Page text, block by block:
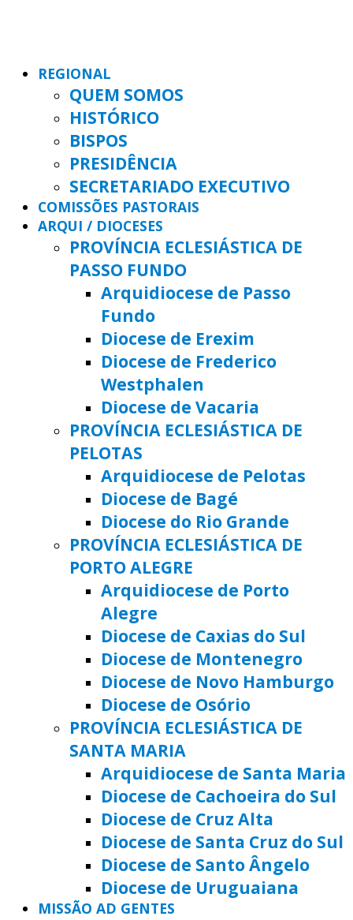
REGIONAL
QUEM SOMOS
HISTÓRICO
BISPOS
PRESIDÊNCIA
SECRETARIADO EXECUTIVO
COMISSÕES PASTORAIS
ARQUI / DIOCESES
PROVÍNCIA ECLESIÁSTICA DE
PASSO FUNDO
Arquidiocese de Passo
Fundo
Diocese de Erexim
Diocese de Frederico
Westphalen
Diocese de Vacaria
PROVÍNCIA ECLESIÁSTICA DE
PELOTAS
Arquidiocese de Pelotas
Diocese de Bagé
Diocese do Rio Grande
PROVÍNCIA ECLESIÁSTICA DE
PORTO ALEGRE
Arquidiocese de Porto
Alegre
Diocese de Caxias do Sul
Diocese de Montenegro
Diocese de Novo Hamburgo
Diocese de Osório
PROVÍNCIA ECLESIÁSTICA DE
SANTA MARIA
Arquidiocese de Santa Maria
Diocese de Cachoeira do Sul
Diocese de Cruz Alta
Diocese de Santa Cruz do Sul
Diocese de Santo Ângelo
Diocese de Uruguaiana
MISSÃO AD GENTES